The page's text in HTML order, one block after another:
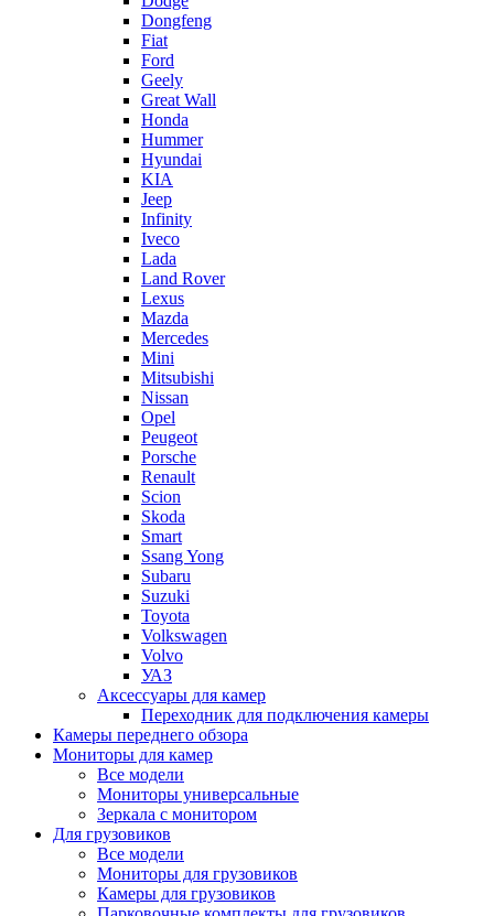
Dongfeng
Fiat
Ford
Geely
Great Wall
Honda
Hummer
Hyundai
KIA
Jeep
Infinity
Iveco
Lada
Land Rover
Lexus
Mazda
Mercedes
Mini
Mitsubishi
Nissan
Opel
Peugeot
Porsche
Renault
Scion
Skoda
Smart
Ssang Yong
Subaru
Suzuki
Toyota
Volkswagen
Volvo
УАЗ
Аксессуары для камер
Переходник для подключения камеры
Камеры переднего обзора
Мониторы для камер
Все модели
Мониторы универсальные
Зеркала с монитором
Для грузовиков
Все модели
Мониторы для грузовиков
Камеры для грузовиков